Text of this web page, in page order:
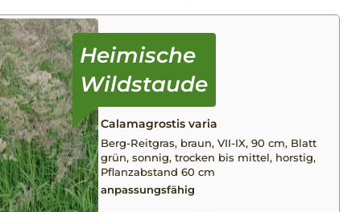
Calamagrostis varia
Berg-Reitgras, braun, VII-IX, 90 cm, Blatt
grün, sonnig, trocken bis mittel, horstig,
Pflanzabstand 60 cm
anpassungsfähig